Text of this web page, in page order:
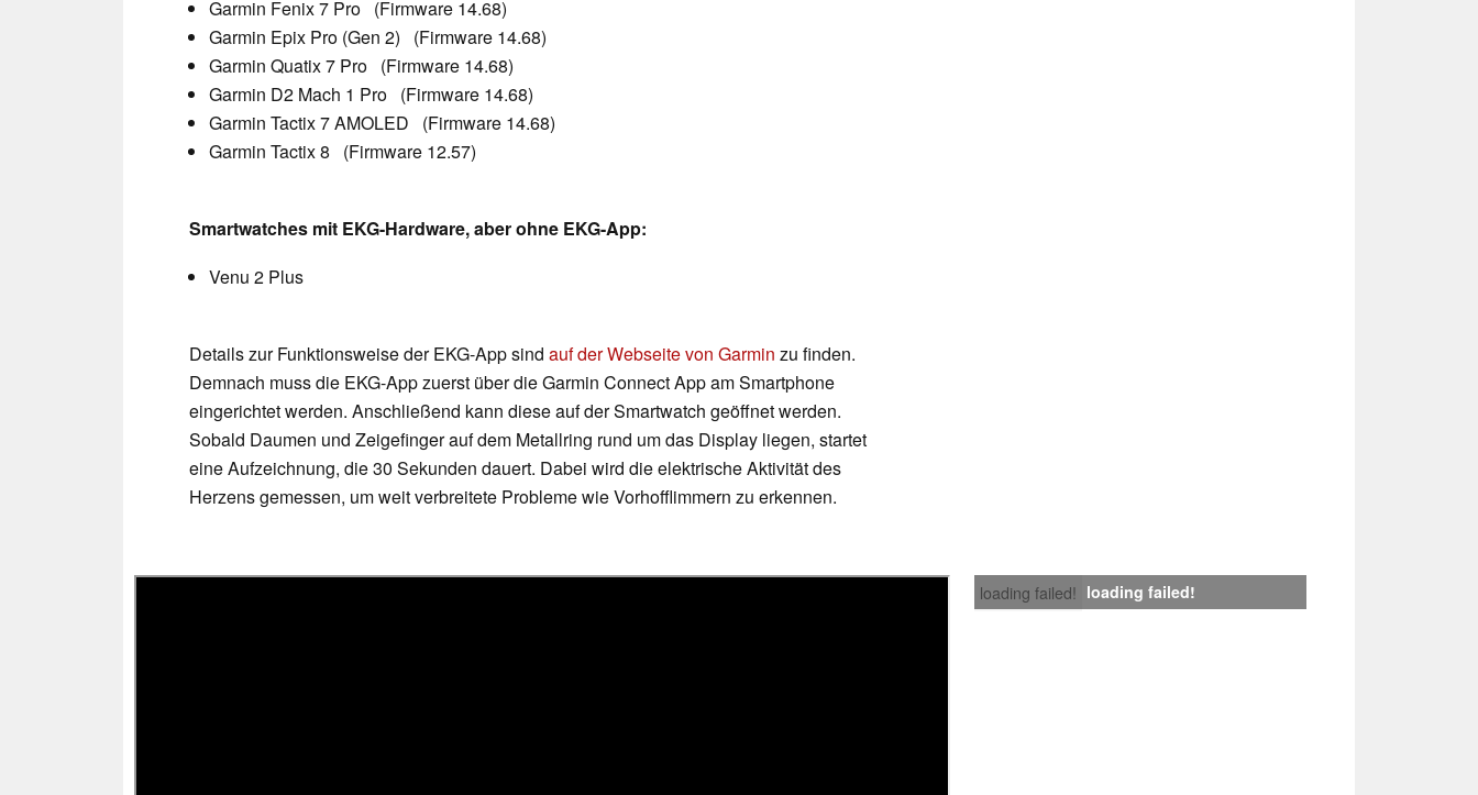
Garmin Fenix 7 Pro (Firmware 14.68)
Garmin Epix Pro (Gen 2) (Firmware 14.68)
Garmin Quatix 7 Pro (Firmware 14.68)
Garmin D2 Mach 1 Pro (Firmware 14.68)
Garmin Tactix 7 AMOLED (Firmware 14.68)
Garmin Tactix 8 (Firmware 12.57)
Smartwatches mit EKG-Hardware, aber ohne EKG-App:
Venu 2 Plus
Details zur Funktionsweise der EKG-App sind auf der Webseite von Garmin zu finden.
Demnach muss die EKG-App zuerst über die Garmin Connect App am Smartphone
eingerichtet werden. Anschließend kann diese auf der Smartwatch geöffnet werden.
Sobald Daumen und Zeigefinger auf dem Metallring rund um das Display liegen, startet
eine Aufzeichnung, die 30 Sekunden dauert. Dabei wird die elektrische Aktivität des
Herzens gemessen, um weit verbreitete Probleme wie Vorhofflimmern zu erkennen.
loading failed! loading failed!